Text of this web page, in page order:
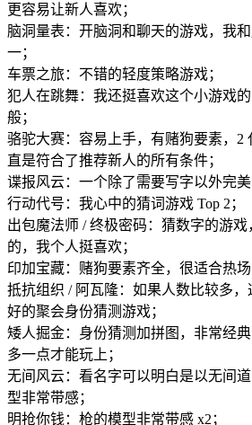
更容易让新人喜欢；
脑洞量表：开脑洞和聊天的游戏，我
一；
车票之旅：不错的轻度策略游戏；
犯人在跳舞：我还挺喜欢这个小游戏
般；
骆驼大赛：容易上手，有赌狗要素，2
直是符合了推荐新人的所有条件；
谍报风云：一个除了需要写字以外完美
行动代号：我心中的猜词游戏 Top 2；
出包魔法师 / 终极密码：猜数字的游
的，我个人挺喜欢；
印加宝藏：赌狗要素齐全，很适合热场
抵抗组织 / 阿瓦隆：如果人数比较多
好的聚会身份猜测游戏；
矮人掘金：身份猜测加拼图，非常经
多一点才能玩上；
无间风云：看名字可以明白是以无间
型非常带感；
明抢你钱：枪的模型非常带感 x2；